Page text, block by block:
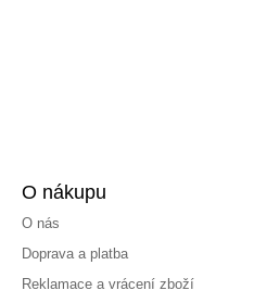
O nákupu
O nás
Doprava a platba
Reklamace a vrácení zboží